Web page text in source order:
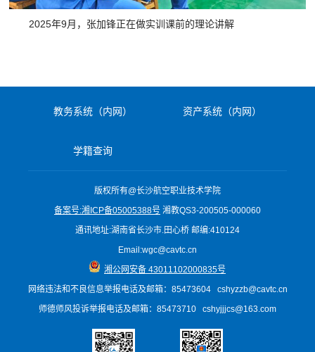
2025年9月，张加锋正在做实训课前的理论讲解
教务系统（内网） 资产系统（内网）
学籍查询
版权所有@长沙航空职业技术学院
备案号:湘ICP备05005388号 湘教QS3-200505-000060
通讯地址:湖南省长沙市.田心桥 邮编:410124
Email:wgc@cavtc.cn
湘公网安备 43011102000835号
网络违法和不良信息举报电话及邮箱：85473604 cshyzzb@cavtc.cn
师德师风投诉举报电话及邮箱：85473710 cshyjjjcs@163.com